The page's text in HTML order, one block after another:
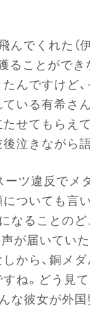
佐藤なう
電話する
んでくれた（
ることがで
んですけど
いる有希さ
せてもらえて
泣きながら
ーツ違反でメ
ついても言
なることの
声が届いてい
から、銅メダ
ね。どう見
な彼女が外